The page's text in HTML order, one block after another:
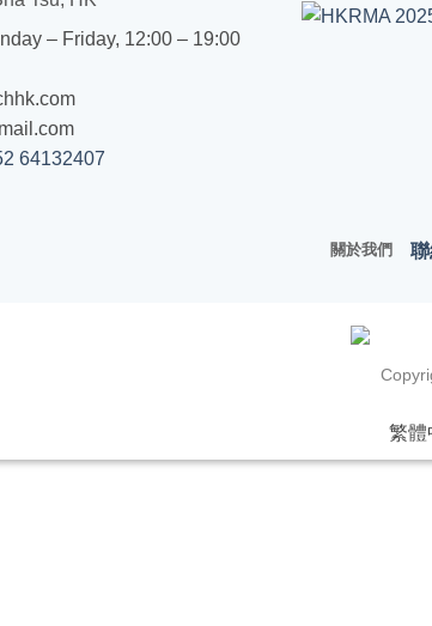
– Friday, 12:00 – 19:00
64132407
關於我們
繁體